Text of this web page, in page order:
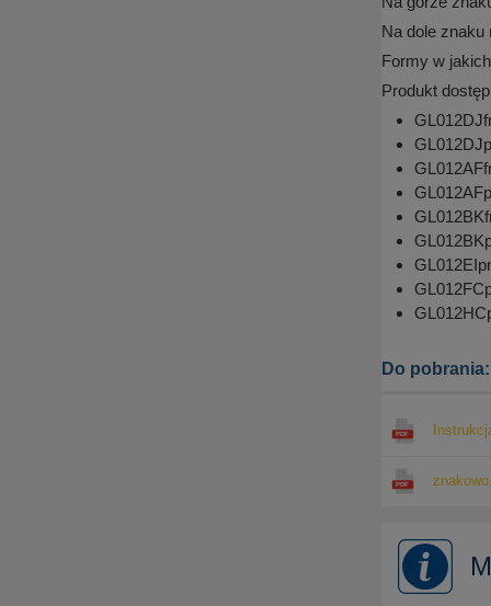
Na dole znaku
Formy w
Produkt
Do pobrania: